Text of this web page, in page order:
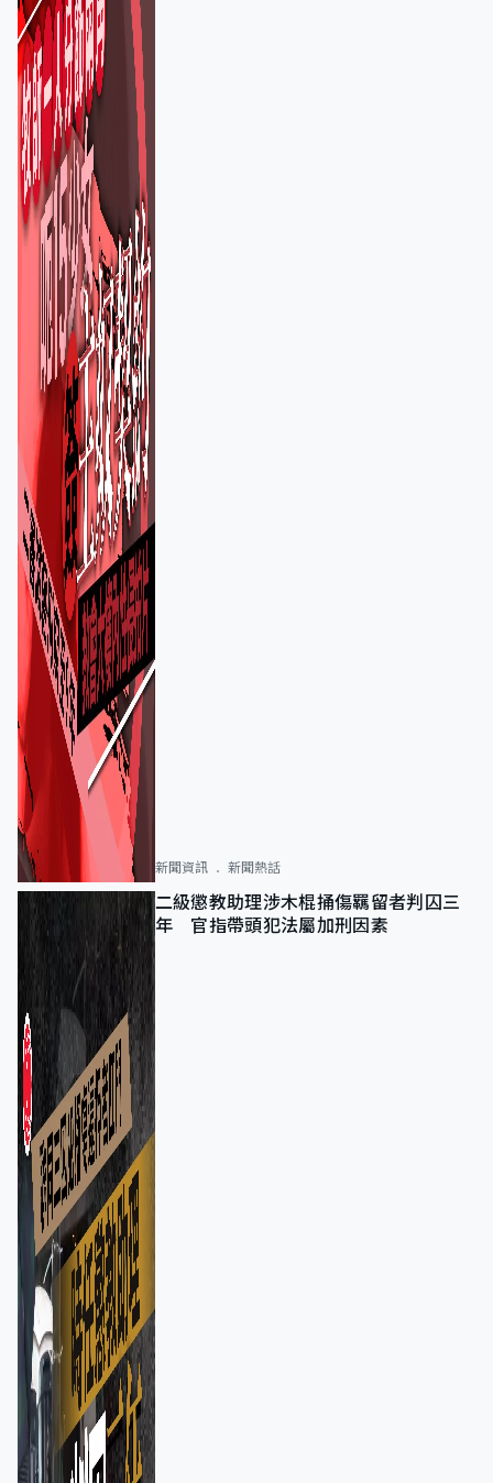
新聞資訊 新聞熱話
二級懲教助理涉木棍捅傷羈留者判囚三
年 官指帶頭犯法屬加刑因素